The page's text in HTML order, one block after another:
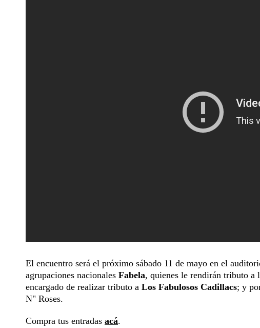
El encuentro será el próximo sábado 11 de mayo en el
agrupaciones nacionales Fabela, quienes le rendirán tributo a
encargado de realizar tributo a Los Fabulosos Cadillacs; y
N" Roses.
Compra tus entradas acá.